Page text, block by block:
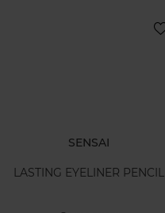
SENSAI
LASTING EYELINER PENCIL